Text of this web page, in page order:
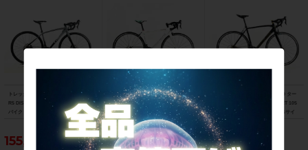
トレック TREK エモンダ EMONDA AL
R5 DISC 105 油圧DISC 2021年 ロード
バイク 47サイズ スレート トゥ トレッ
155,188円
ビアンキ BIANCHI フェニーチェ スポ
ーツ FENICE SPORT Tiagra 2017年
ロードバイク 50サイズ ホワイト
103,400円
スペシャライズド SPECIALIZED ター
マック スポーツ TARMAC SPORT 105
2018年 カーボンロードバイク 56サイ
ズ サガン スーパースター
121,000円